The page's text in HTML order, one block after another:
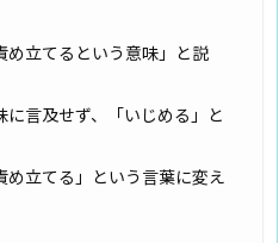
立てるという意味」と説
言及せず、「いじめる」と
立てる」という言葉に変え